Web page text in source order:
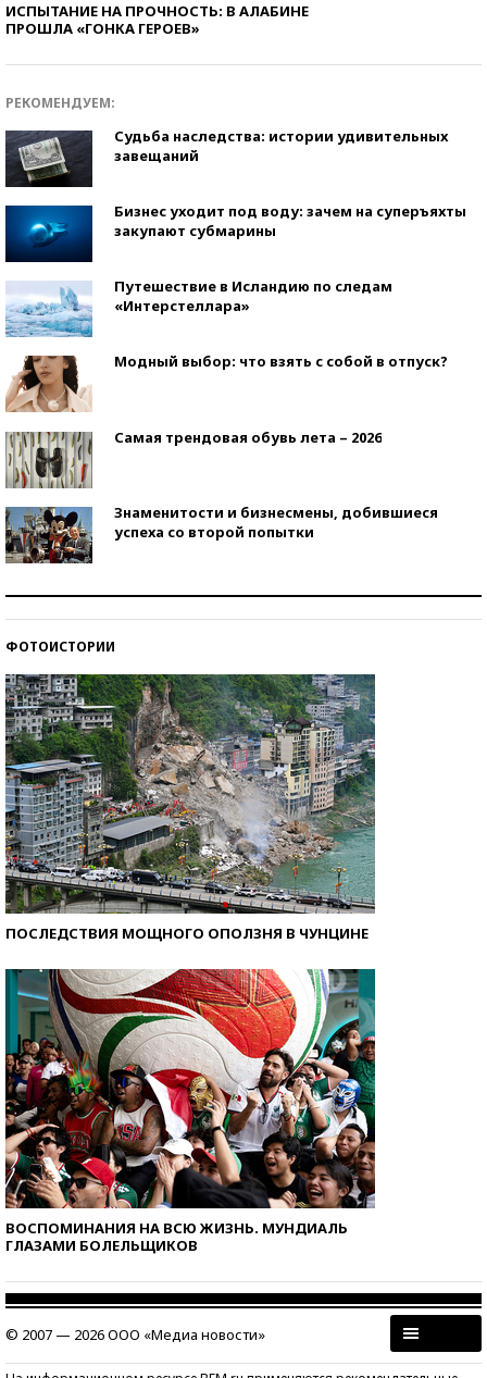
ИСПЫТАНИЕ НА ПРОЧНОСТЬ: В АЛАБИНЕ
ПРОШЛА «ГОНКА ГЕРОЕВ»
РЕКОМЕНДУЕМ:
Судьба наследства: истории удивительных
завещаний
Бизнес уходит под воду: зачем на суперъяхты
закупают субмарины
Путешествие в Исландию по следам
«Интерстеллара»
Модный выбор: что взять с собой в отпуск?
Самая трендовая обувь лета – 2026
Знаменитости и бизнесмены, добившиеся
успеха со второй попытки
ФОТОИСТОРИИ
ПОСЛЕДСТВИЯ МОЩНОГО ОПОЛЗНЯ В ЧУНЦИНЕ
ВОСПОМИНАНИЯ НА ВСЮ ЖИЗНЬ. МУНДИАЛЬ
ГЛАЗАМИ БОЛЕЛЬЩИКОВ
© 2007 — 2026 ООО «Медиа новости»